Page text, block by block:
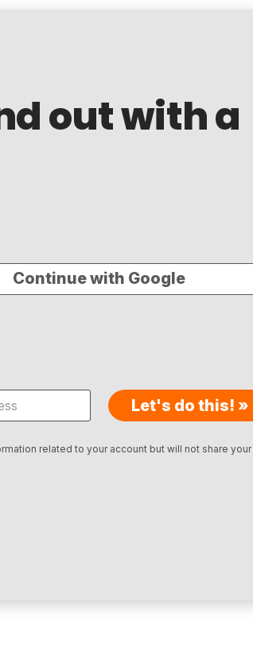
out with a
Continue with Google
Let's do this! »
related to your account but will not share your